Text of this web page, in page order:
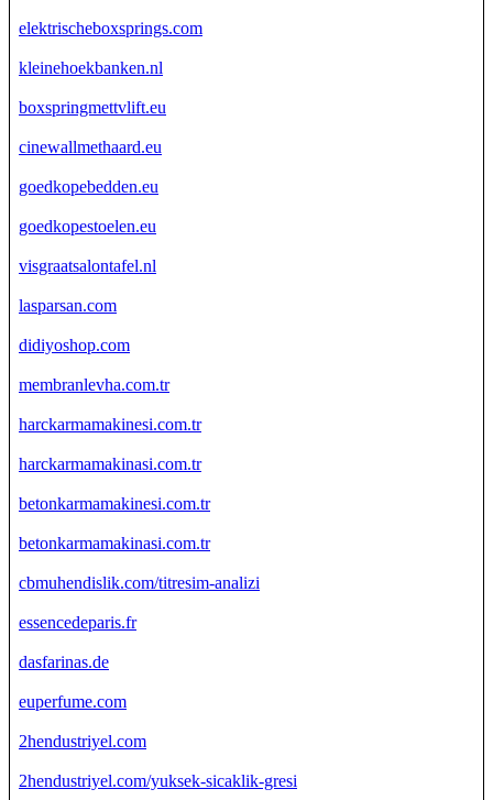
elektrischeboxsprings.com
kleinehoekbanken.nl
boxspringmettvlift.eu
cinewallmethaard.eu
goedkopebedden.eu
goedkopestoelen.eu
visgraatsalontafel.nl
lasparsan.com
didiyoshop.com
membranlevha.com.tr
harckarmamakinesi.com.tr
harckarmamakinasi.com.tr
betonkarmamakinesi.com.tr
betonkarmamakinasi.com.tr
cbmuhendislik.com/titresim-analizi
essencedeparis.fr
dasfarinas.de
euperfume.com
2hendustriyel.com
2hendustriyel.com/yuksek-sicaklik-gresi